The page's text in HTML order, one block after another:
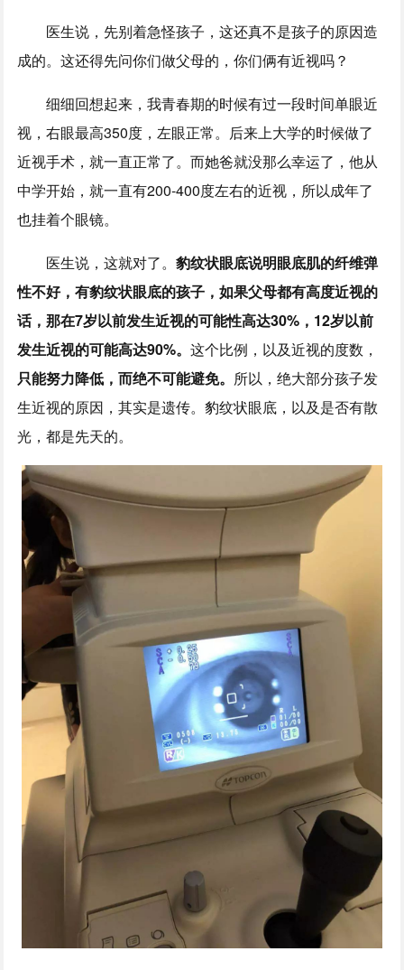
医生说，先别着急怪孩子，这还真不是孩子的原因造
成的。这还得先问你们做父母的，你们俩有近视吗？
细细回想起来，我青春期的时候有过一段时间单眼近
视，右眼最高350度，左眼正常。后来上大学的时候做了
近视手术，就一直正常了。而她爸就没那么幸运了，他从
中学开始，就一直有200-400度左右的近视，所以成年了
也挂着个眼镜。
医生说，这就对了。豹纹状眼底说明眼底肌的纤维弹
性不好，有豹纹状眼底的孩子，如果父母都有高度近视的
话，那在7岁以前发生近视的可能性高达30%，12岁以前
发生近视的可能高达90%。这个比例，以及近视的度数，
只能努力降低，而绝不可能避免。 所以，绝大部分孩子发
生近视的原因，其实是遗传。豹纹状眼底，以及是否有散
光，都是先天的。